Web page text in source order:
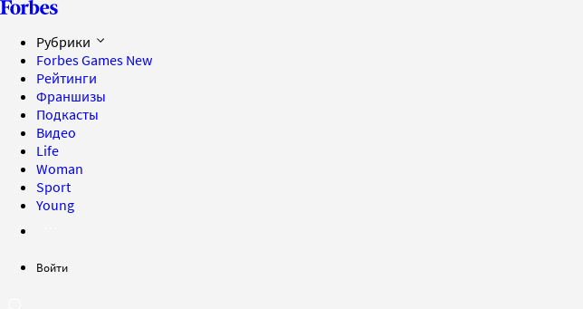
Рубрики
Forbes Games New
Рейтинги
Франшизы
Подкасты
Видео
Life
Woman
Sport
Young
Войти